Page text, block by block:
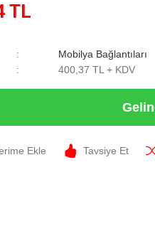
TL
Mobilya Bağlantıları
400,37 TL + KDV
Tavsiye Et